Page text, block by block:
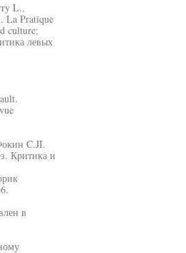
L.,
La Pratique
culture:
левых
C.JI.
Критика и
в